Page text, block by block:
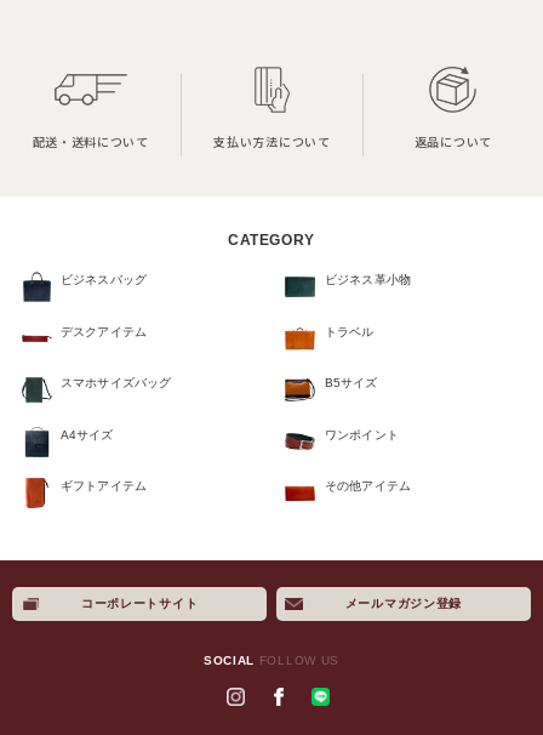
×
配送・送料について 支払い方法について 返品について
CATEGORY
ビジネスバッグ ビジネス革小物
デスクアイテム トラベル
スマホサイズバッグ B5サイズ
A4サイズ ワンポイント
ギフトアイテム その他アイテム
コーポレートサイト メールマガジン登録
SOCIAL FOLLOW US